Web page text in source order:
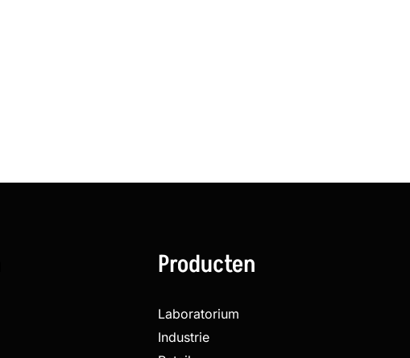
Producten
Laboratorium
Industrie